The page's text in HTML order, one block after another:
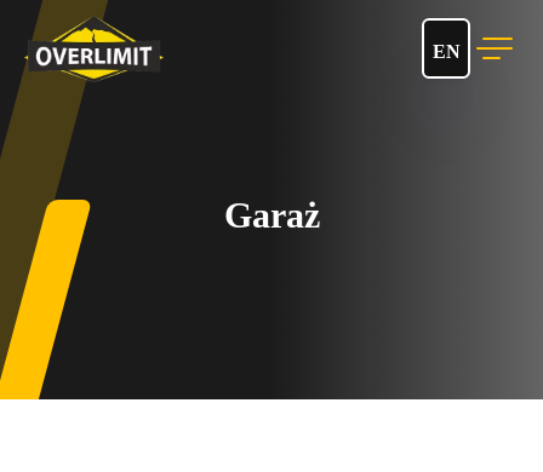
EN
Garaż